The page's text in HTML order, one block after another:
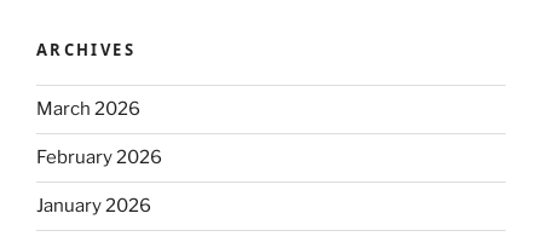
ARCHIVES
March 2026
February 2026
January 2026